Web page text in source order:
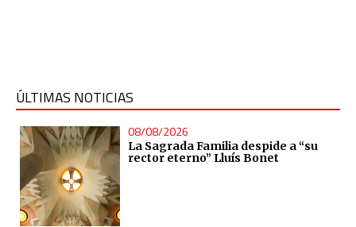
ÚLTIMAS NOTICIAS
08/08/2026
La Sagrada Familia despide a “su
rector eterno” Lluís Bonet